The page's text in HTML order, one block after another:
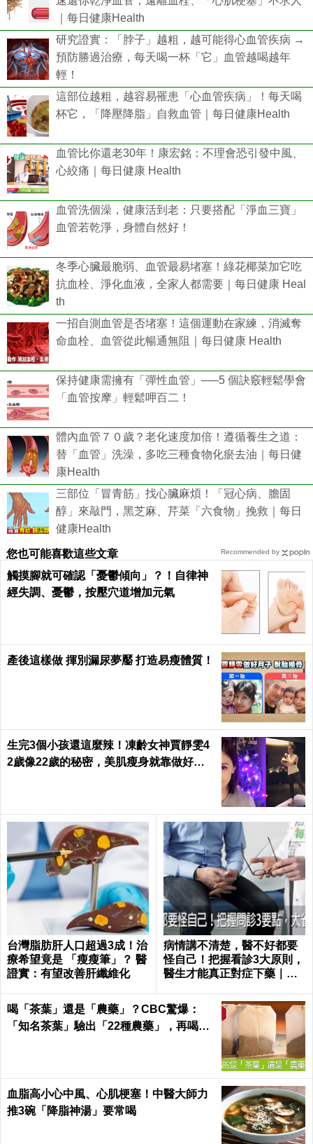
｜每日健康Health
研究證實：「脖子」越粗，越可能得心血管疾病 →
預防勝過治療，每天喝一杯「它」血管越喝越年
輕！
這部位越粗，越容易罹患「心血管疾病」！每天喝
杯它，「降壓降脂」自救血管｜每日健康Health
血管比你還老30年！康宏銘：不理會恐引發中風、
心絞痛｜每日健康 Health
血管洗個澡，健康活到老：只要搭配「淨血三寶」
血管若乾淨，身體自然好！
冬季心臟最脆弱、血管最易堵塞！綠花椰菜加它吃
抗血栓、淨化血液，全家人都需要｜每日健康 Heal
th
一招自測血管是否堵塞！這個運動在家練，消滅奪
命血栓、血管從此暢通無阻｜每日健康 Health
保持健康需擁有「彈性血管」—–5 個訣竅輕鬆學會
「血管按摩」輕鬆呷百二！
體內血管７０歲？老化速度加倍！遵循養生之道：
替「血管」洗澡，多吃三種食物化瘀去油｜每日健
康Health
三部位「冒青筋」找心臟麻煩！「冠心病、膽固
醇」來敲門，黑芝麻、芹菜「六食物」挽救｜每日
健康Health
您也可能喜歡這些文章
觸摸腳就可確認「憂鬱傾向」？！自律神
經失調、憂鬱，按壓穴道增加元氣
產後這樣做 揮別漏尿夢靨 打造易瘦體質！
生完3個小孩還這麼辣！凍齡女神賈靜雯4
2歲像22歲的秘密，美肌瘦身就靠做好這3
台灣脂肪肝人口超過3成！治
療希望竟是 「瘦瘦筆」？ 醫
證實：有望改善肝纖維化
病情講不清楚，醫不好都要
怪自己！把握看診3大原則，
醫生才能真正對症下藥｜每
喝「茶葉」還是「農藥」？CBC驚爆：
「知名茶葉」驗出「22種農藥」，再喝癌
血脂高小心中風、心肌梗塞！中醫大師力
推3碗「降脂神湯」要常喝
Recommended by